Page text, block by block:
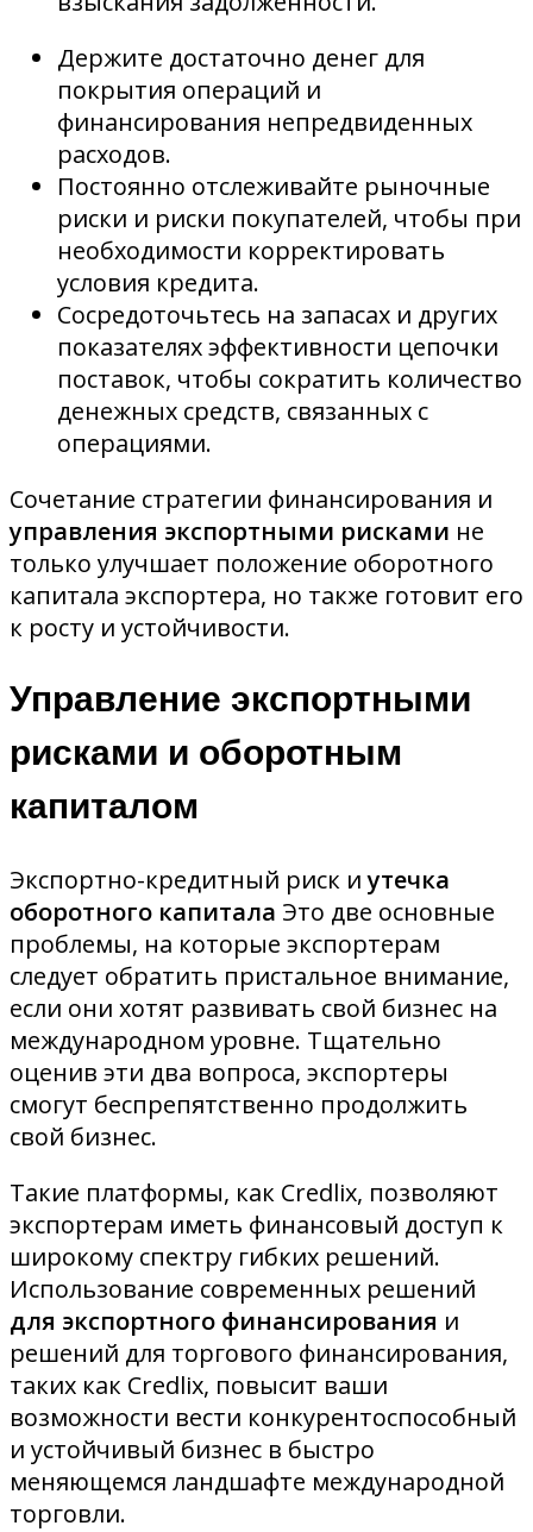
Держите достаточно денег для
покрытия операций и
финансирования непредвиденных
расходов.
Постоянно отслеживайте рыночные
риски и риски покупателей, чтобы при
необходимости корректировать
условия кредита.
Сосредоточьтесь на запасах и других
показателях эффективности цепочки
поставок, чтобы сократить количество
денежных средств, связанных с
операциями.
Сочетание стратегии финансирования и
управления экспортными рисками не
только улучшает положение оборотного
капитала экспортера, но также готовит его
к росту и устойчивости.
Управление экспортными
рисками и оборотным
капиталом
Экспортно-кредитный риск иутечка
оборотного капитала Это две основные
проблемы, на которые экспортерам
следует обратить пристальное внимание,
если они хотят развивать свой бизнес на
международном уровне. Тщательно
оценив эти два вопроса, экспортеры
смогут беспрепятственно продолжить
свой бизнес.
Такие платформы, как Credlix, позволяют
экспортерам иметь финансовый доступ к
широкому спектру гибких решений.
Использование современных решений
для экспортного финансирования и
решений для торгового финансирования,
таких как Credlix, повысит ваши
возможности вести конкурентоспособный
и устойчивый бизнес в быстро
меняющемся ландшафте международной
торговли.